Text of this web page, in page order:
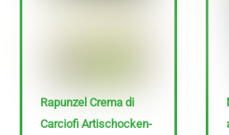
Rapunzel Crema di
Carciofi Artischocken-